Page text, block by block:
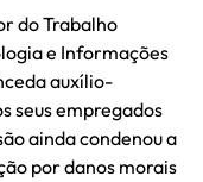
do Trabalho
e Informações
auxílio-
seus empregados
ainda condenou a
por danos morais